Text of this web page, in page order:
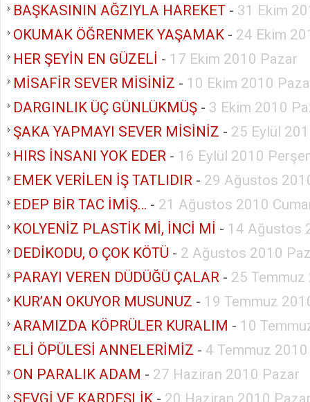
BAŞKASININ AĞZIYLA HAREKET - 31 Ekim
OKUMAK ÖĞRENMEK YAŞAMAK - 24 Ekim
HER ŞEYİN EN GÜZELİ - 17 Ekim 2010 Pazar
MİSAFİR SEVER MİSİNİZ - 10 Ekim 2010
DARGINLIK ÜÇ GÜNLÜKMÜŞ - 3 Ekim 2010
ŞAKA YAPMAYI SEVER MİSİNİZ - 25 Eylül
HIRS İNSANI YOK EDER - 16 Eylül 2010
EMEK VERİLEN İŞ TATLIDIR - 29 Ağustos
EDEP BİR TAC İMİŞ… - 21 Ağustos 2010
KOLYENİZ PLASTİK Mİ, İNCİ Mİ - 14 Ağustos
DEDİKODU, O ÇOK KÖTÜ - 2 Ağustos 2010
PARAYI VEREN DÜDÜĞÜ ÇALAR - 25
KUR’AN OKUYOR MUSUNUZ - 19 Temmuz
ARAMIZDA KÖPRÜLER KURALIM - 10
ELİ ÖPÜLESİ ANNELERİMİZ - 4 Temmuz
ON PARALIK ADAM - 27 Haziran 2010 Pazar
SEVGİ VE KARDEŞLİK - 20 Haziran 2010